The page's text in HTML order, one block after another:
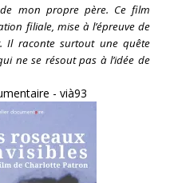
mon propre père. Ce film
filiale, mise à l’épreuve de
raconte surtout une quête
ne se résout pas à l’idée de
- vià93